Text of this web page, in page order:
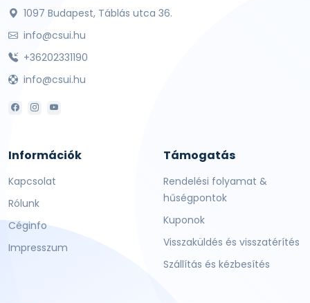
1097 Budapest, Táblás utca 36.
info@csui.hu
+36202331190
info@csui.hu
Információk
Kapcsolat
Rólunk
Céginfo
Impresszum
Támogatás
Rendelési folyamat &
hűségpontok
Kuponok
Visszaküldés és visszatérítés
Szállítás és kézbesítés